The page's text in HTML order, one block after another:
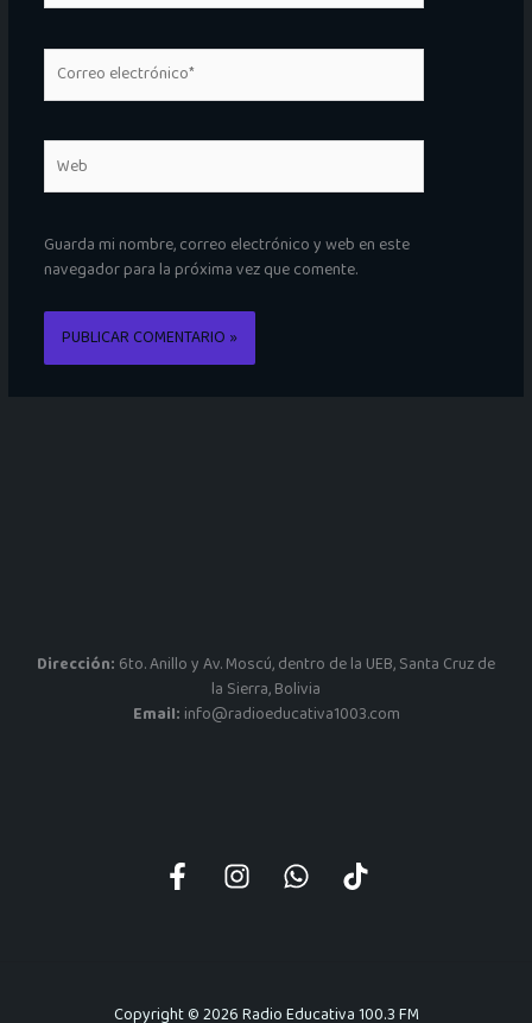
electrónico*
Guarda mi nombre, correo electrónico y web en este
navegador para la próxima vez que comente.
Dirección: 6to. Anillo y Av. Moscú, dentro de la UEB, Santa Cruz de
la Sierra, Bolivia
Email:info@radioeducativa1003.com
Copyright © 2026 Radio Educativa 100.3 FM